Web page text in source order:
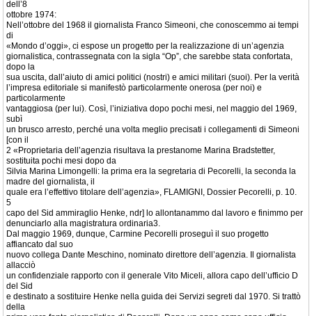
dell’8
ottobre 1974:
Nell’ottobre del 1968 il giornalista Franco Simeoni, che conoscemmo ai tempi
di
«Mondo d’oggi», ci espose un progetto per la realizzazione di un’agenzia
giornalistica, contrassegnata con la sigla “Op”, che sarebbe stata confortata,
dopo la
sua uscita, dall’aiuto di amici politici (nostri) e amici militari (suoi). Per la verità
l’impresa editoriale si manifestò particolarmente onerosa (per noi) e
particolarmente
vantaggiosa (per lui). Così, l’iniziativa dopo pochi mesi, nel maggio del 1969,
subì
un brusco arresto, perché una volta meglio precisati i collegamenti di Simeoni
[con il
2 «Proprietaria dell’agenzia risultava la prestanome Marina Bradstetter,
sostituita pochi mesi dopo da
Silvia Marina Limongelli: la prima era la segretaria di Pecorelli, la seconda la
madre del giornalista, il
quale era l’effettivo titolare dell’agenzia», FLAMIGNI, Dossier Pecorelli, p. 10.
5
capo del Sid ammiraglio Henke, ndr] lo allontanammo dal lavoro e finimmo per
denunciarlo alla magistratura ordinaria3.
Dal maggio 1969, dunque, Carmine Pecorelli proseguì il suo progetto
affiancato dal suo
nuovo collega Dante Meschino, nominato direttore dell’agenzia. Il giornalista
allacciò
un confidenziale rapporto con il generale Vito Miceli, allora capo dell’ufficio D
del Sid
e destinato a sostituire Henke nella guida dei Servizi segreti dal 1970. Si trattò
della